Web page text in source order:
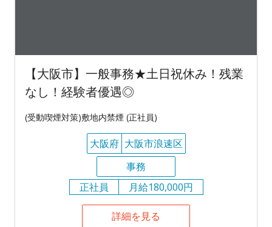
【大阪市】一般事務★土日祝休み！残業
なし！経験者優遇◎
(受動喫煙対策)敷地内禁煙 (正社員)
大阪府 大阪市浪速区
事務
正社員
月給180,000円
詳細を見る